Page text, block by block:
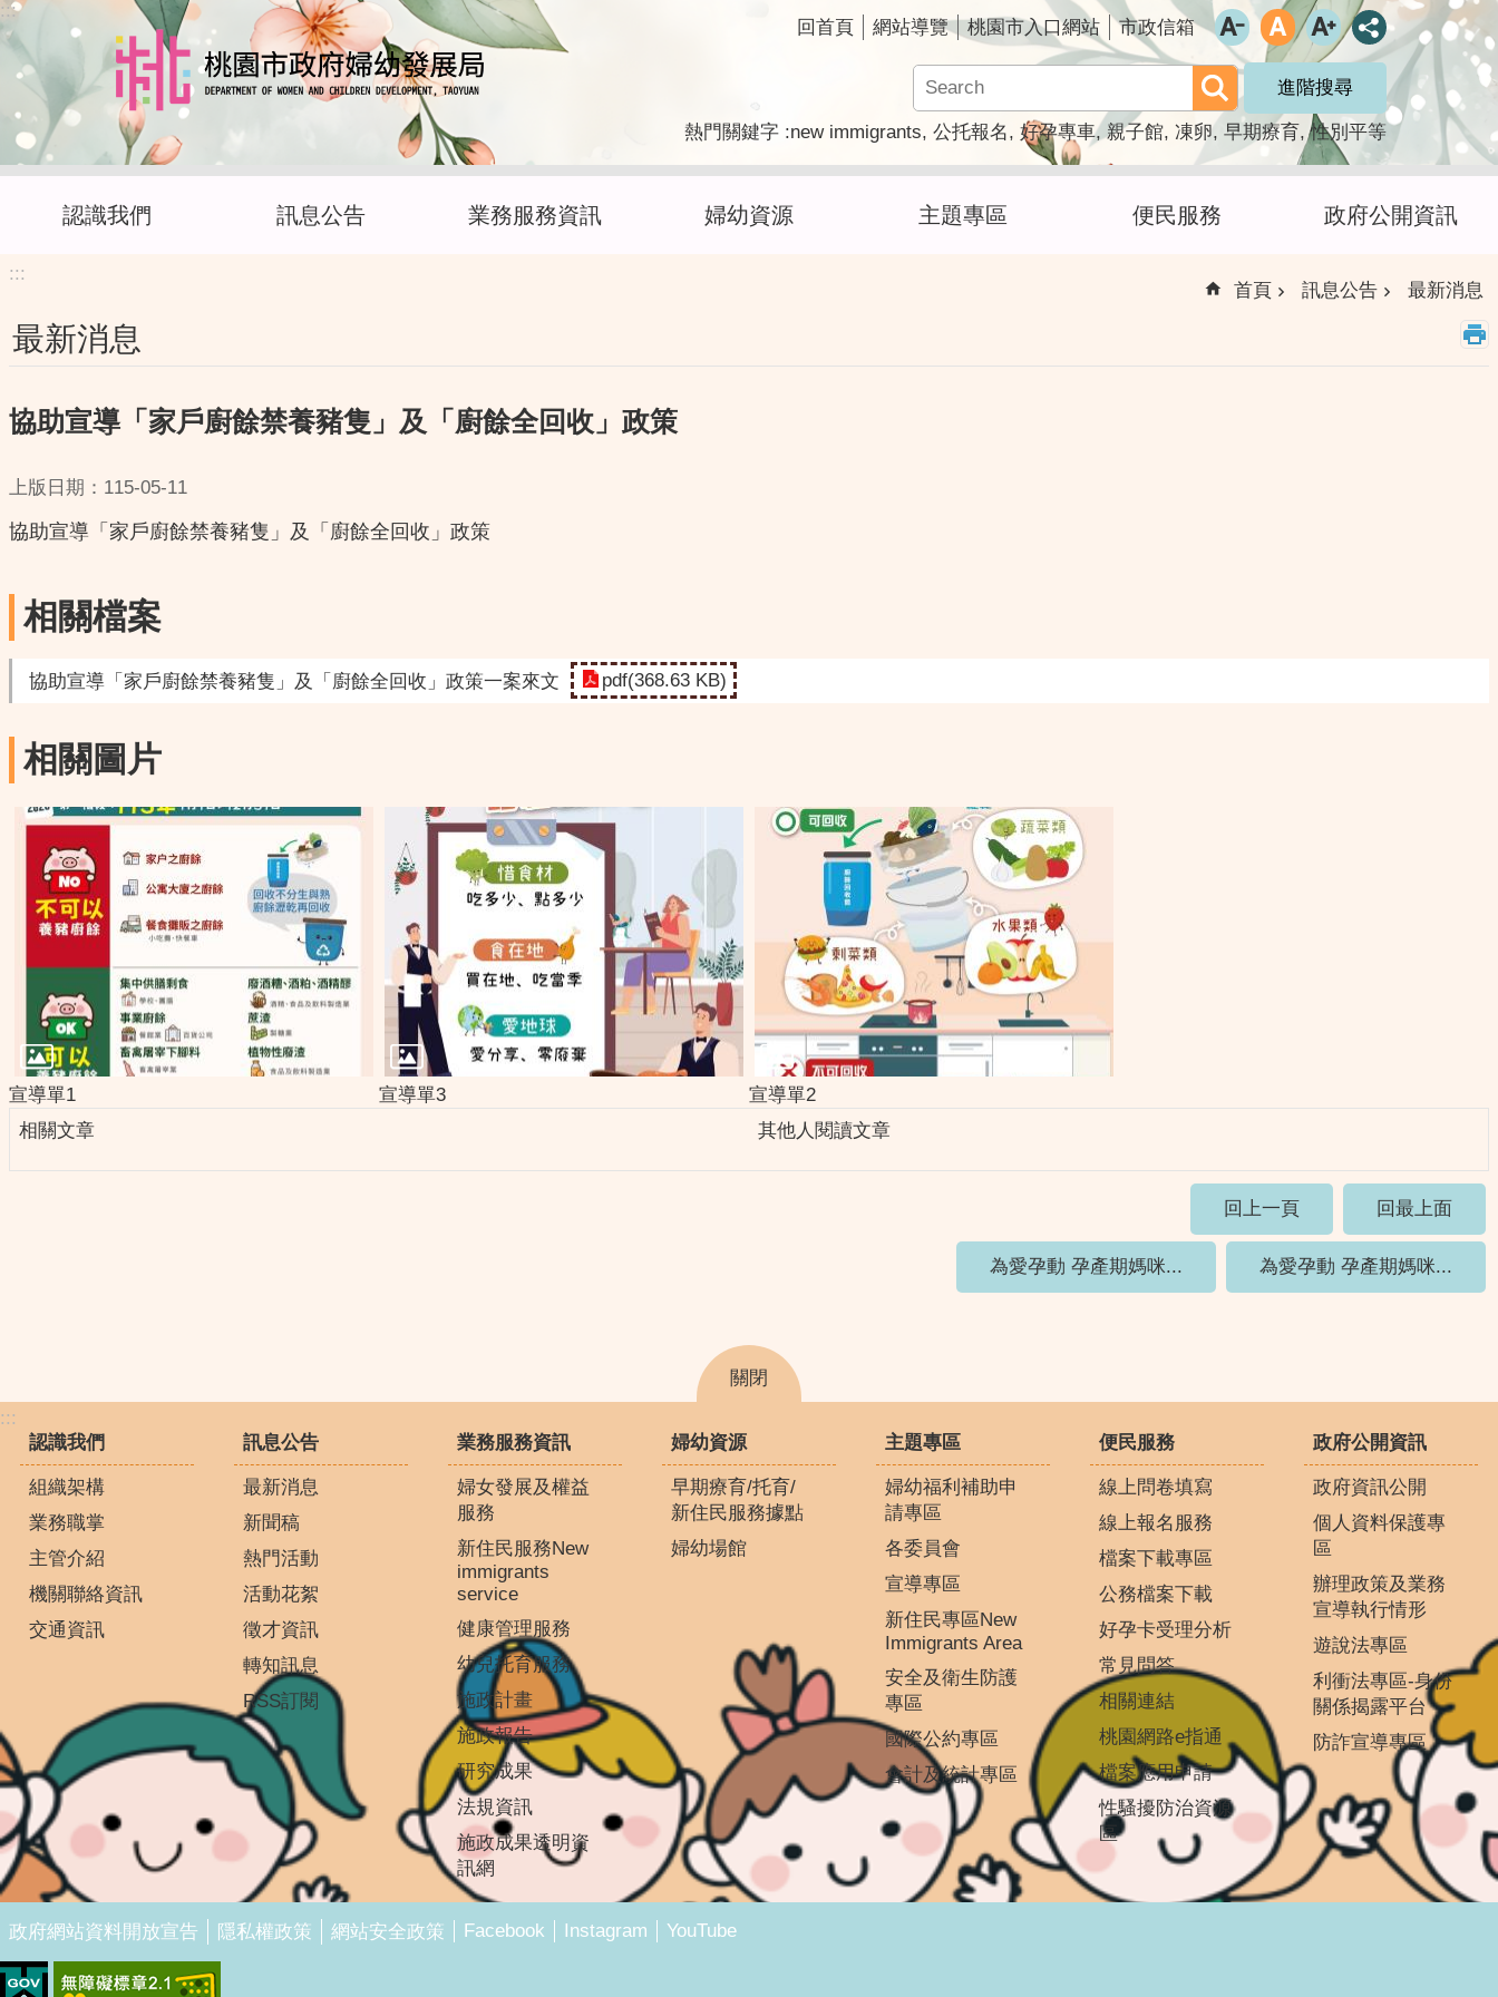
跳到主要內容區塊
:::
回首頁 網站導覽 桃園市入口網站 市政信箱
進階搜尋
熱門關鍵字 new immigrants 公托報名 好孕專車 親子館 凍卵 早期療育 性別平等
認識我們 訊息公告 業務服務資訊 婦幼資源 主題專區 便民服務 政府公開資訊
:::
首頁 訊息公告 最新消息
最新消息
協助宣導「家戶廚餘禁養豬隻」及「廚餘全回收」政策
上版日期：115-05-11
協助宣導「家戶廚餘禁養豬隻」及「廚餘全回收」政策
相關檔案
協助宣導「家戶廚餘禁養豬隻」及「廚餘全回收」政策一案來文 pdf(368.63 KB)
相關圖片
宣導單1 宣導單3
宣導單2
相關文章
其他人閱讀文章
回上一頁 回最上面
為愛孕動 孕產期媽咪... 為愛孕動 孕產期媽咪...
關閉
:::
認識我們
組織架構
業務職掌
主管介紹
機關聯絡資訊
交通資訊
訊息公告
最新消息
新聞稿
熱門活動
活動花絮
徵才資訊
轉知訊息
RSS訂閱
業務服務資訊
婦女發展及權益
服務
新住民服務New
immigrants
service
健康管理服務
幼兒托育服務
施政計畫
施政報告
研究成果
法規資訊
施政成果透明資
訊網
婦幼資源
早期療育/托育/
新住民服務據點
婦幼場館
主題專區
婦幼福利補助申
請專區
各委員會
宣導專區
新住民專區New
Immigrants Area
安全及衛生防護
專區
國際公約專區
會計及統計專區
便民服務
線上問卷填寫
線上報名服務
檔案下載專區
公務檔案下載
好孕卡受理分析
常見問答
相關連結
桃園網路e指通
檔案應用申請
性騷擾防治資源
區
政府公開資訊
政府資訊公開
個人資料保護專
區
辦理政策及業務
宣導執行情形
遊說法專區
利衝法專區-身份
關係揭露平台
防詐宣導專區
政府網站資料開放宣告 隱私權政策 網站安全政策 Facebook Instagram YouTube